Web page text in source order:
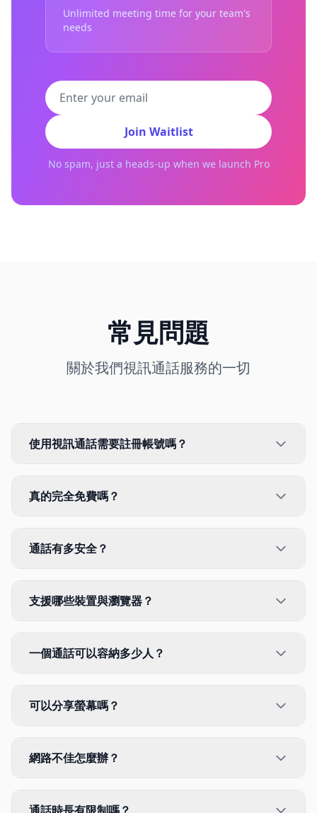
Unlimited meeting time for your team's
needs
Join Waitlist
No spam, just a heads-up when we launch Pro
常見問題
關於我們視訊通話服務的一切
使用視訊通話需要註冊帳號嗎？
真的完全免費嗎？
通話有多安全？
支援哪些裝置與瀏覽器？
一個通話可以容納多少人？
可以分享螢幕嗎？
網路不佳怎麼辦？